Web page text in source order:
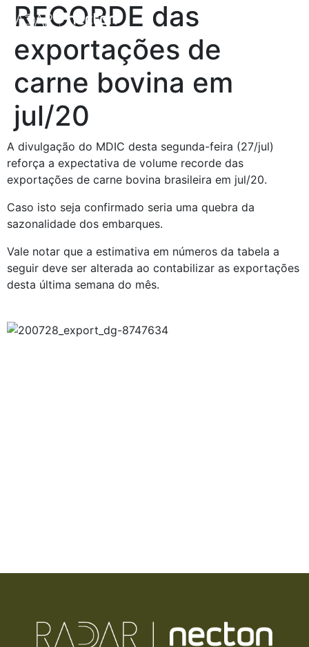
RECORDE das
exportações de
carne bovina em
jul/20
A divulgação do MDIC desta segunda-feira (27/jul)
reforça a expectativa de volume recorde das
exportações de carne bovina brasileira em jul/20.
Caso isto seja confirmado seria uma quebra da
sazonalidade dos embarques.
Vale notar que a estimativa em números da tabela a
seguir deve ser alterada ao contabilizar as exportações
desta última semana do mês.